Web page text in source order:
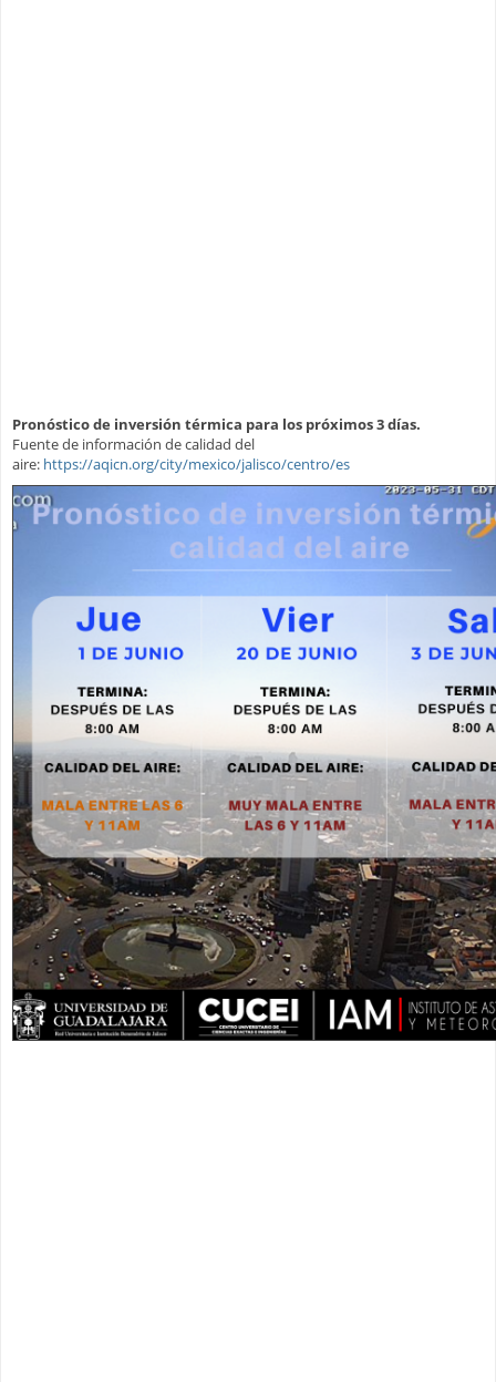
Pronóstico de inversión térmica para los próximos 3 días.
Fuente de información de calidad del
aire: https://aqicn.org/city/mexico/jalisco/centro/es